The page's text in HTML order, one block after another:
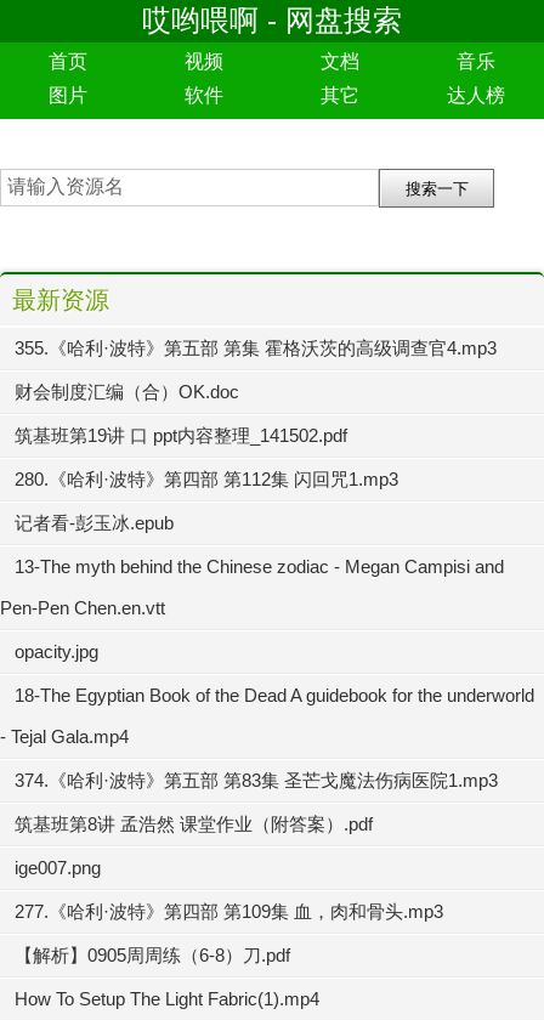
哎哟喂啊 - 网盘搜索
首页 视频 文档
音乐
图片
软件 其它 达人榜
最新资源
355.《哈利·波特》第五部 第集 霍格沃茨的高级调查官4.mp3
财会制度汇编（合）OK.doc
筑基班第19讲 口 ppt内容整理_141502.pdf
280.《哈利·波特》第四部 第112集 闪回咒1.mp3
记者看-彭玉冰.epub
13-The myth behind the Chinese zodiac - Megan Campisi and
Pen-Pen Chen.en.vtt
opacity.jpg
18-The Egyptian Book of the Dead A guidebook for the underworld
- Tejal Gala.mp4
374.《哈利·波特》第五部 第83集 圣芒戈魔法伤病医院1.mp3
筑基班第8讲 孟浩然 课堂作业（附答案）.pdf
ige007.png
277.《哈利·波特》第四部 第109集 血，肉和骨头.mp3
【解析】0905周周练（6-8）刀.pdf
How To Setup The Light Fabric(1).mp4